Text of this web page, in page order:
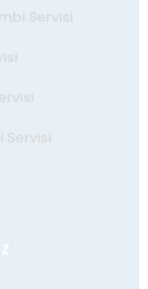
Servisi
Servisi